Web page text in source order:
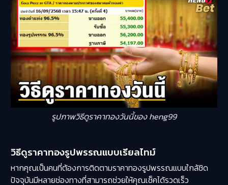
รูปภาพวิธีดูราคาทองวันนี้ของ heng99
วิธีดูราคาทองรูปพรรณแบบเรียลไทม์
หากคุณเป็นคนที่ต้องการติดตามราคาทองรูปพรรณแบบใกล้ชิด
ปัจจุบันมีหลายช่องทางที่สามารถช่วยให้คุณเช็คได้รวดเร็ว